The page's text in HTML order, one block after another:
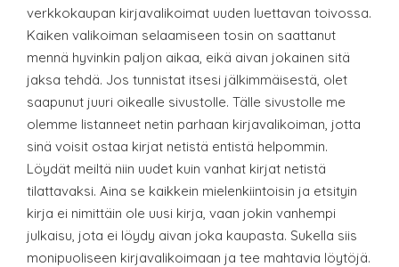
verkkokaupan kirjavalikoimat uuden luettavan toivossa.
Kaiken valikoiman selaamiseen tosin on saattanut
mennä hyvinkin paljon aikaa, eikä aivan jokainen sitä
jaksa tehdä. Jos tunnistat itsesi jälkimmäisestä, olet
saapunut juuri oikealle sivustolle. Tälle sivustolle me
olemme listanneet netin parhaan kirjavalikoiman, jotta
sinä voisit ostaa kirjat netistä entistä helpommin.
Löydät meiltä niin uudet kuin vanhat kirjat netistä
tilattavaksi. Aina se kaikkein mielenkiintoisin ja etsityin
kirja ei nimittäin ole uusi kirja, vaan jokin vanhempi
julkaisu, jota ei löydy aivan joka kaupasta. Sukella siis
monipuoliseen kirjavalikoimaan ja tee mahtavia löytöjä.